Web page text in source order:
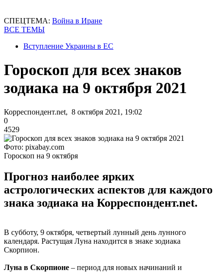
СПЕЦТЕМА: Война в Иране
ВСЕ ТЕМЫ
Вступление Украины в ЕС
Гороскоп для всех знаков
зодиака на 9 октября 2021
Корреспондент.net, 8 октября 2021, 19:02
0
4529
Фото: pixabay.com
Гороскоп на 9 октября
Прогноз наиболее ярких
астрологических аспектов для каждого
знака зодиака на Корреспондент.net.
В субботу, 9 октября, четвертый лунный день лунного
календаря. Растущая Луна находится в знаке зодиака
Скорпион.
Луна в Скорпионе – период для новых начинаний и